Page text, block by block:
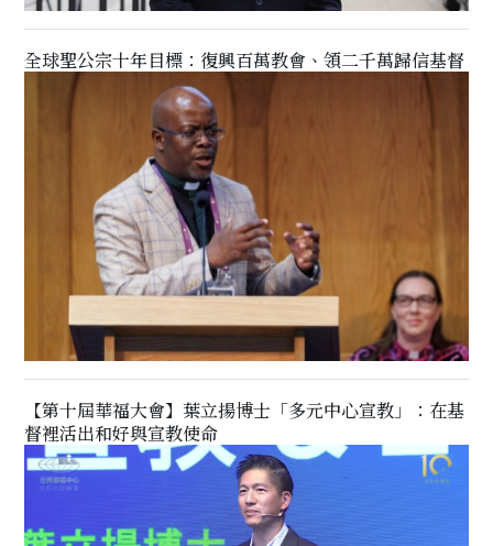
全球聖公宗十年目標：復興百萬教會、領二千萬歸信基督
【第十屆華福大會】葉立揚博士「多元中心宣教」：在基
督裡活出和好與宣教使命